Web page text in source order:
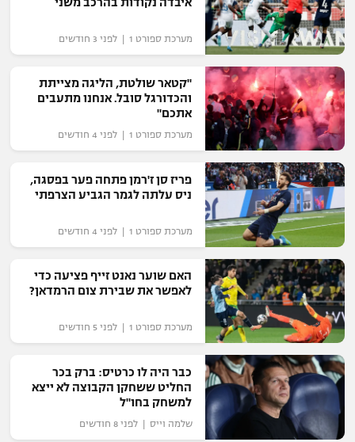
VOD
רץ ברשת
תוצאות
לוח שידורים
ברחבה
"מעל הליגה" – פודקאסט
"מחצית בשכונה" – פודקאסט
משתתפים וזוכים בפרסים
נבחרת ישראל
מכבי חיפה
בית"ר ירושלים
מכבי תל אביב
הפועל תל אביב
הפועל חיפה
הפועל באר שבע
מכבי נתניה
בני יהודה
ליגה ספרדית
ליגה איטלקית
ליגה צרפתית
ליגה הולנדית
ליגה טורקית
ליגה סינית
ליגה ברזילאית
ליגות נוספות
כדורסל נשים
מכבי תל אביב
הפועל חולון
הפועל ירושלים
דני אבדיה
יורוליג
יורוקאפ
טניס
כדוריד
כדורעף
שחייה
ג'ודו
אגרוף
ספורט אולימפי
UFC
אופניים
ספורט מוטורי
מערכת ספורט 1 | לפני 3 חודשים
"קטאר שולטת, הליגה מצייתת
והכדורגל סובל. אנחנו מתעבים
אתכם"
מערכת ספורט 1 | לפני 4 חודשים
פריז סן ז'רמן פתחה פער בפסגה,
ניס עלתה לגמר הגביע הצרפתי
מערכת ספורט 1 | לפני 4 חודשים
האם שוער נאנט זייף פציעה כדי
לאפשר את שבירת צום הרמדאן?
מערכת ספורט 1 | לפני 5 חודשים
כבר היה לו כרטיס: ברק בכר
החליט ששחקן הקבוצה לא ייצא
למשחק בחו"ל
שלמה וייס | לפני 8 חודשים